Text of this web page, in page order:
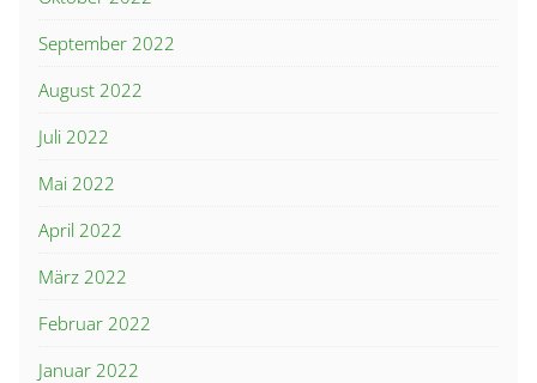
September 2022
August 2022
Juli 2022
Mai 2022
April 2022
März 2022
Februar 2022
Januar 2022